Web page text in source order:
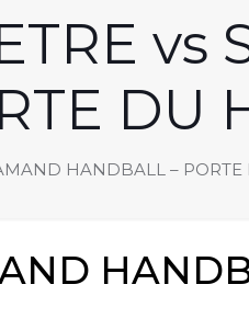
vs
DU
HANDBALL –